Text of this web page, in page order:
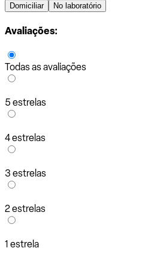
Domiciliar No laboratório
Avaliações:
Todas as avaliações
5 estrelas
4 estrelas
3 estrelas
2 estrelas
1 estrela